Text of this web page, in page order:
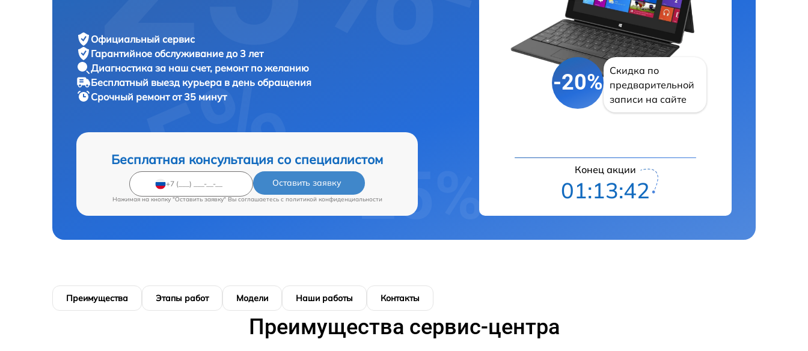
Официальный сервис
Гарантийное обслуживание до 3 лет
Диагностика за наш счет, ремонт по желанию
Бесплатный выезд курьера в день обращения
Срочный ремонтот 35 минут
Бесплатная консультация со специалистом
Оставить заявку
Нажимая на кнопку "Оставить заявку" Вы соглашаетесь c политикой конфиденциальности
-20%
Скидка по
предварительной
записи на сайте
Конец акции
01:13:42
Преимущества Этапы работ Модели Наши работы Контакты
Преимущества сервис-центра